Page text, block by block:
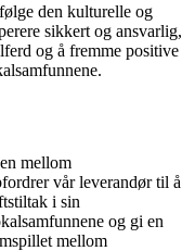
den kulturelle og
sikkert og ansvarlig,
og å fremme positive
mellom
vår leverandør til å
i sin
og gi en
mellom